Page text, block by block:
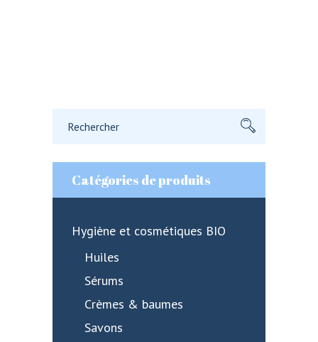
Catégories de produits
Hygiène et cosmétiques BIO
Huiles
Sérums
Crèmes & baumes
Savons